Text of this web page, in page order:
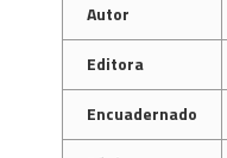
Autor
Editora
Encuadernado